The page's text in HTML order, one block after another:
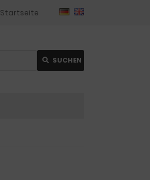
Startseite
SUCHEN